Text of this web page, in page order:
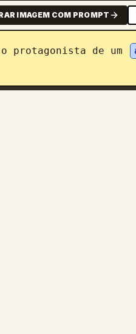
IMAGEM COM PROMPT
protagonista de um